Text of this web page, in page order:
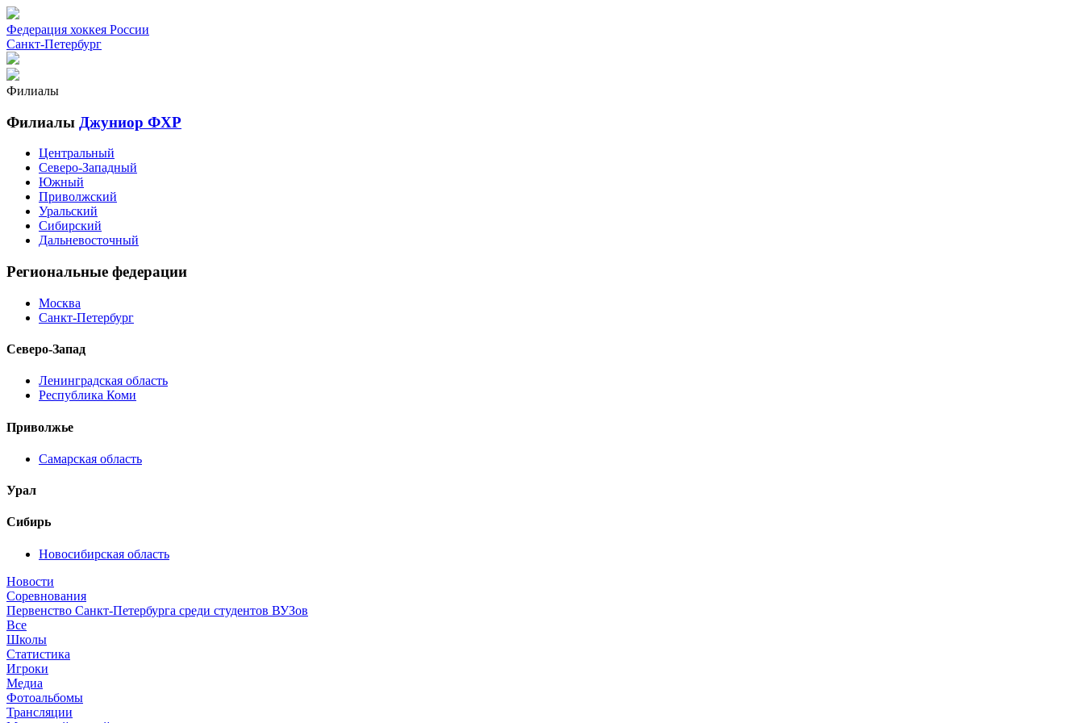
Федерация хоккея России
Санкт-Петербург
Филиалы
Филиалы Джуниор ФХР
Центральный
Северо-Западный
Южный
Приволжский
Уральский
Сибирский
Дальневосточный
Региональные федерации
Москва
Санкт-Петербург
Северо-Запад
Ленинградская область
Республика Коми
Приволжье
Самарская область
Урал
Сибирь
Новосибирская область
Новости
Соревнования
Первенство Санкт-Петербурга среди студентов ВУЗов
Все
Школы
Статистика
Игроки
Медиа
Фотоальбомы
Трансляции